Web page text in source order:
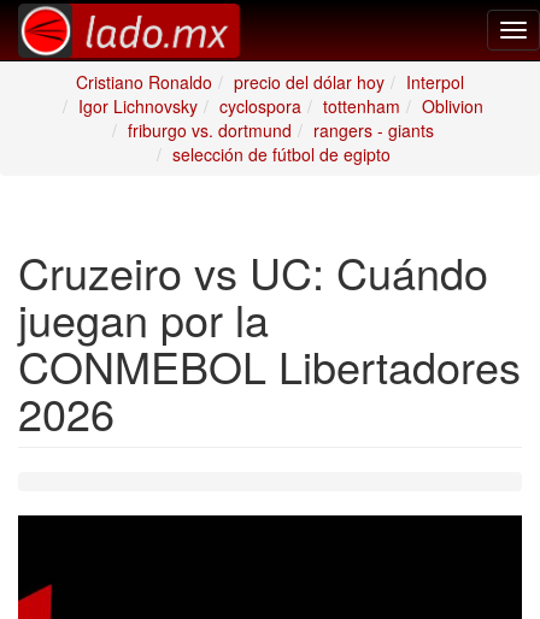
Cristiano Ronaldo
precio del dólar hoy
Interpol
Igor Lichnovsky
cyclospora tottenham
Oblivion
friburgo vs. dortmund
rangers - giants
selección de fútbol de egipto
Cruzeiro vs UC: Cuándo
juegan por la
CONMEBOL Libertadores
2026